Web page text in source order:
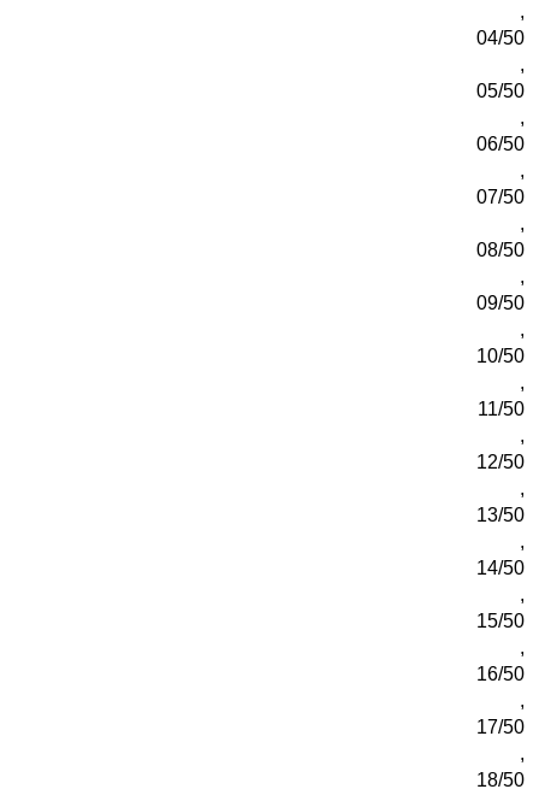
,
04/50
,
05/50
,
06/50
,
07/50
,
08/50
,
09/50
,
10/50
,
11/50
,
12/50
,
13/50
,
14/50
,
15/50
,
16/50
,
17/50
,
18/50